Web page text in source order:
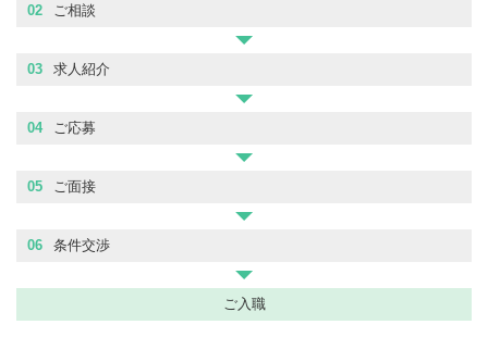
02 ご相談
03 求人紹介
04 ご応募
05 ご面接
06 条件交渉
ご入職